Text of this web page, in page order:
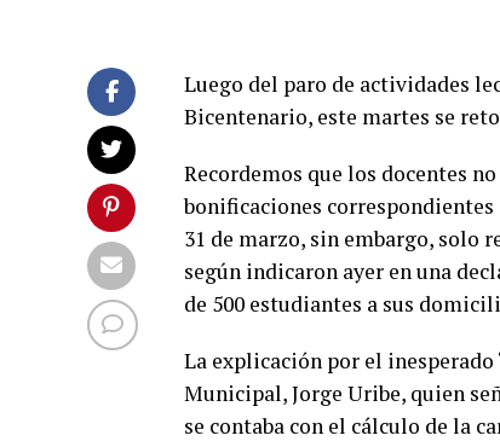
Luego del paro de actividades
Bicentenario, este martes se
Recordemos que los docentes
bonificaciones correspondientes
31 de marzo, sin embargo, solo
según indicaron ayer en una
de 500 estudiantes a sus
La explicación por el
Municipal, Jorge Uribe, quien
se contaba con el cálculo de la